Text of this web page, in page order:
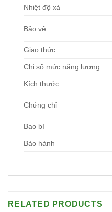
Nhiệt độ xả
Bảo vệ
Giao thức
Chỉ số mức năng lượng
Kích thước
Chứng chỉ
Bao bì
Bảo hành
RELATED PRODUCTS